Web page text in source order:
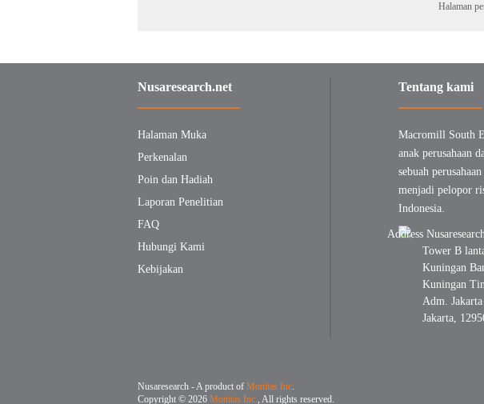
Halaman
Nusaresearch.net
Halaman Muka
Perkenalan
Poin dan Hadiah
Laporan Penelitian
FAQ
Hubungi Kami
Kebijakan
Tentang kami
Macromill South
anak perusahaan
sebuah
menjadi pelopor
Indonesia.
Tower B
Kuningan
Kuningan
Adm.
Jakarta,
Nusaresearch - A product of Monitas Inc.
Copyright © 2026 Monitas Inc., All rights reserved.